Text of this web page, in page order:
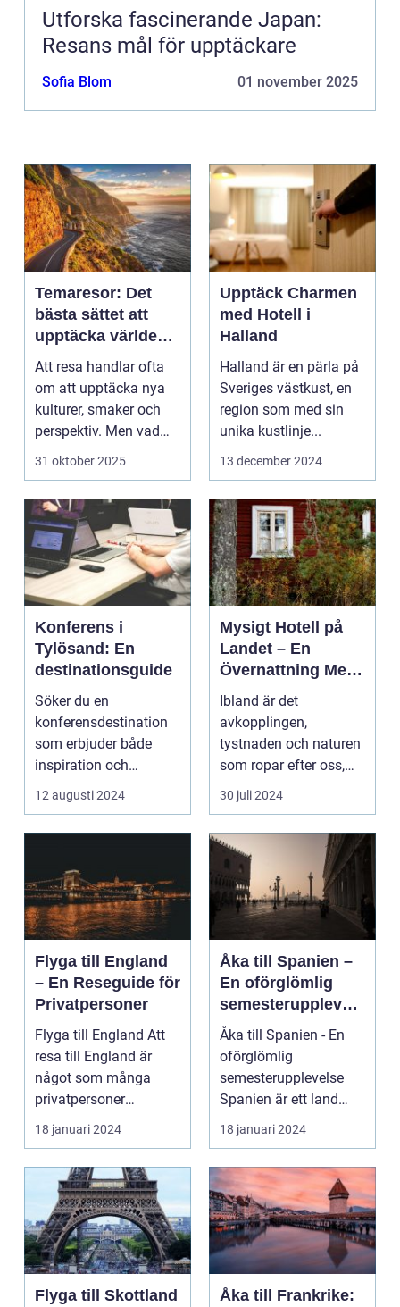
Utforska fascinerande Japan:
Resans mål för upptäckare
Sofia Blom 01 november 2025
Temaresor: Det
bästa sättet att
upptäcka världen
på
Att resa handlar ofta
om att upptäcka nya
kulturer, smaker och
perspektiv. Men vad
händer ...
31 oktober 2025
Upptäck Charmen
med Hotell i
Halland
Halland är en pärla på
Sveriges västkust, en
region som med sin
unika kustlinje...
13 december 2024
Konferens i
Tylösand: En
destinationsguide
Söker du en
konferensdestination
som erbjuder både
inspiration och
avkoppling? Tylös...
12 augusti 2024
Mysigt Hotell på
Landet – En
Övernattning Med
Charm
Ibland är det
avkopplingen,
tystnaden och naturen
som ropar efter oss,
och svaret är ofta ...
30 juli 2024
Flyga till England
– En Reseguide för
Privatpersoner
Flyga till England Att
resa till England är
något som många
privatpersoner
drömmer om. Landet
har e...
18 januari 2024
Åka till Spanien –
En oförglömlig
semesterupplevels
e
Åka till Spanien - En
oförglömlig
semesterupplevelse
Spanien är ett land
som lockar miljontals
männ...
18 januari 2024
Flyga till Skottland
Åka till Frankrike: